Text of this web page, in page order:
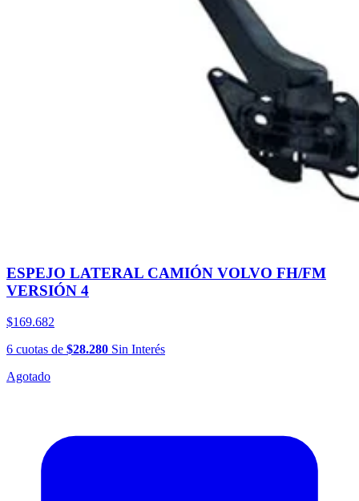
ESPEJO LATERAL CAMIÓN VOLVO FH/FM
VERSIÓN 4
$169.682
6 cuotas de $28.280 Sin Interés
Agotado